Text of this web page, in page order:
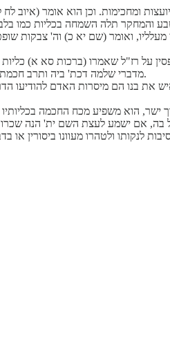
ומחכימות. וכן הוא אומר
והמחקר תלה השמחה בכליות כמו בלב.
מעלליו, ואומר (שם יא כ) וה' צבקות
על רז"ל שאמרו (ברכות סא א) כליות
מדברי שלמה דכת' ביה ותרב חכמת שלמה וגו', שהיה חכם בחכמת הטבע ובחכמת המחקר, וגם ממענה השם לאיוב, שהכליות כלי החכמה כמו הלב.
את בנו הם מיסרות האדם
הוא משפיע מכח החכמה
אם ישמע לעצת השם ית' הנה שכרו